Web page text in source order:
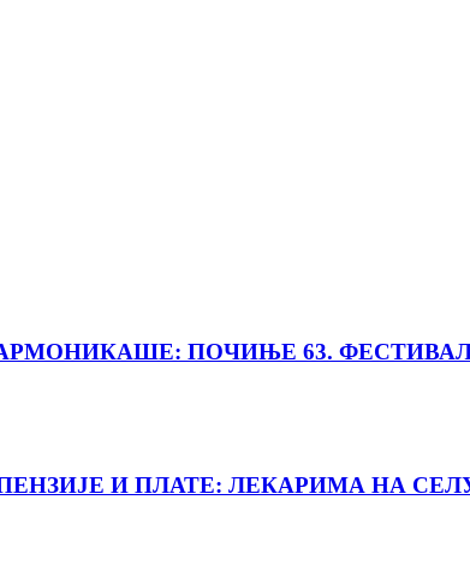
ПОЧИЊЕ 63.
И ПЛАТЕ: ЛЕКАРИМА НА